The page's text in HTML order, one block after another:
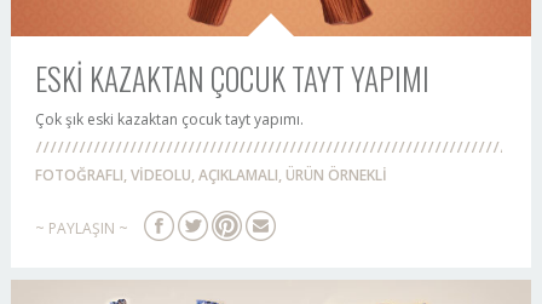
ESKİ KAZAKTAN ÇOCUK TAYT YAPIMI
Çok şık eski kazaktan çocuk tayt yapımı.
FOTOĞRAFLI, VİDEOLU, AÇIKLAMALI, ÜRÜN ÖRNEKLİ
~ PAYLAŞIN ~